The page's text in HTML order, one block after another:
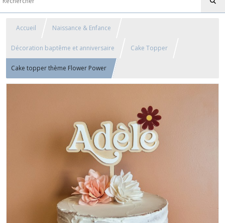
Accueil Naissance & Enfance
Décoration baptême et anniversaire Cake Topper
Cake topper thème Flower Power